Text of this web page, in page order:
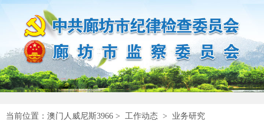
当前位置： 澳门人威尼斯3966 > 工作动态 > 业务研究